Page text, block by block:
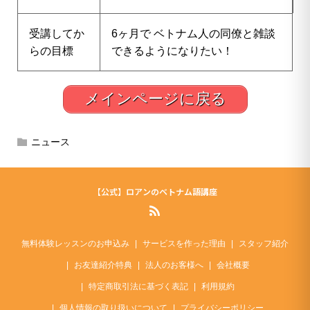
受講してか
らの目標
6ヶ月で ベトナム人の同僚と雑談
できるようになりたい！
メインページに戻る
ニュース
【公式】ロアンのベトナム語講座
無料体験レッスンのお申込み サービスを作った理由 スタッフ紹介
お友達紹介特典 法人のお客様へ 会社概要
特定商取引法に基づく表記 利用規約
個人情報の取り扱いについて プライバシーポリシー